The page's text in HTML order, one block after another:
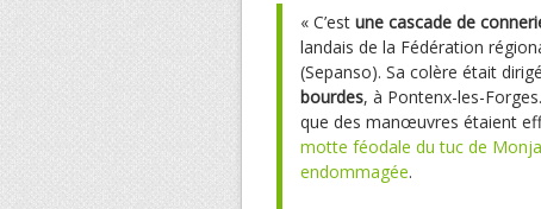
« C’est une cascade de
landais de la Fédération
(Sepanso). Sa colère était
bourdes, à Pontenx-les-
que des manœuvres étaient
motte féodale du tuc de
endommagée.